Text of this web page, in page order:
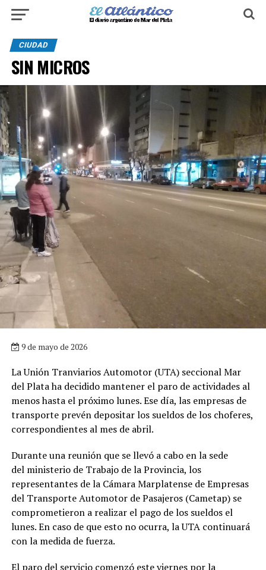
CIUDAD
SIN MICROS
9 de mayo de 2026
La Unión Tranviarios Automotor (UTA) seccional Mar
del Plata ha decidido mantener el paro de actividades al
menos hasta el próximo lunes. Ese día, las empresas de
transporte prevén depositar los sueldos de los choferes,
correspondientes al mes de abril.
Durante una reunión que se llevó a cabo en la sede
del ministerio de Trabajo de la Provincia, los
representantes de la Cámara Marplatense de Empresas
del Transporte Automotor de Pasajeros (Cametap) se
comprometieron a realizar el pago de los sueldos el
lunes. En caso de que esto no ocurra, la UTA continuará
con la medida de fuerza.
El paro del servicio comenzó este viernes por la